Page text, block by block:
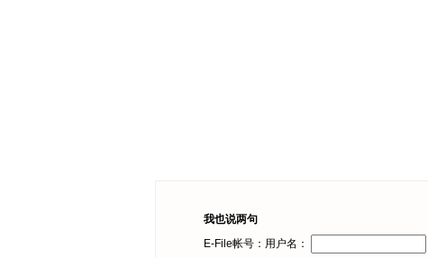
我也说两句
E-File帐号：用户名：